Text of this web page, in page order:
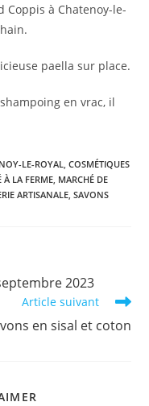
Coppis à Chatenoy-le-
paella sur place.
en vrac, il
LE-ROYAL
COSMÉTIQUES
À LA FERME MARCHÉ DE
ARTISANALE SAVONS
2023
Article suivant
en sisal et coton